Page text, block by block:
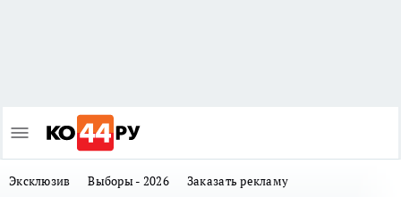
Эксклюзив Выборы - 2026 Заказать рекламу